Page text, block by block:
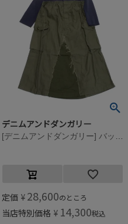
デニムアンドダンガリー
定価 ¥ 28,600のところ
当店特別価格 ¥ 14,300税込